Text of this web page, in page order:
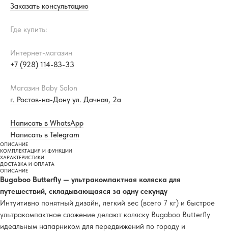
Заказать консультацию
Где купить:
Интернет-магазин
+7 (928) 114-83-33
Магазин Baby Salon
г. Ростов-на-Дону ул. Дачная, 2а
Написать в WhatsApp
Написать в Telegram
ОПИСАНИЕ
КОМПЛЕКТАЦИЯ И ФУНКЦИИ
ХАРАКТЕРИСТИКИ
ДОСТАВКА И ОПЛАТА
ОПИСАНИЕ
Bugaboo Butterfly — ультракомпактная коляска для
путешествий, складывающаяся за одну секунду
Интуитивно понятный дизайн, легкий вес (всего 7 кг) и быстрое
ультракомпактное сложение делают коляску Bugaboo Butterfly
идеальным напарником для передвижений по городу и